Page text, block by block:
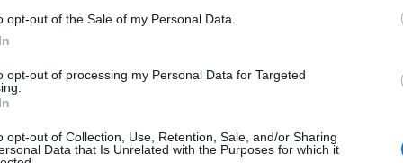
opt-out of the Sale of my Personal Data.
opt-out of processing my Personal Data for Targeted
opt-out of Collection, Use, Retention, Sale, and/or Sharing
Data that Is Unrelated with the Purposes for which it
a provokatív megnyilvánulások igen
LFI ugyanis úgy gondolja, hogy
csinálni, ha a számára fontos